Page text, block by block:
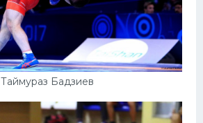
Таймураз Бадзиев